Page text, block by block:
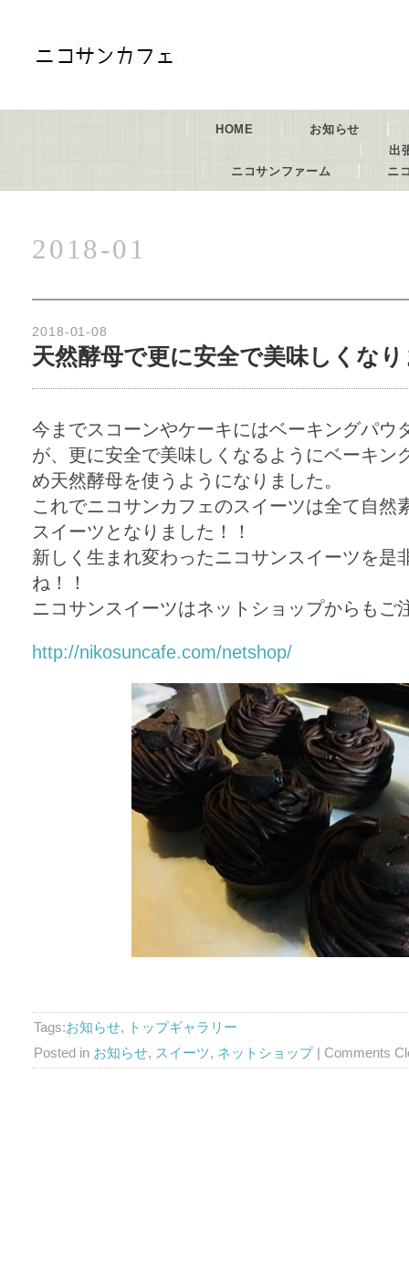
HOME
お知らせ
出
ニコサンファーム
ニ
2018-01
2018-01-08
天然酵母で更に安全で美味しくな
今までスコーンやケーキにはベーキングパウ
が、更に安全で美味しくなるようにベーキン
め天然酵母を使うようになりました。
これでニコサンカフェのスイーツは全て自然
スイーツとなりました！！
新しく生まれ変わったニコサンスイーツを是
ね！！
ニコサンスイーツはネットショップからもご
http://nikosuncafe.com/netshop/
Tags:お知らせ, トップギャラリー
Posted in お知らせ, スイーツ, ネットショップ| Comments